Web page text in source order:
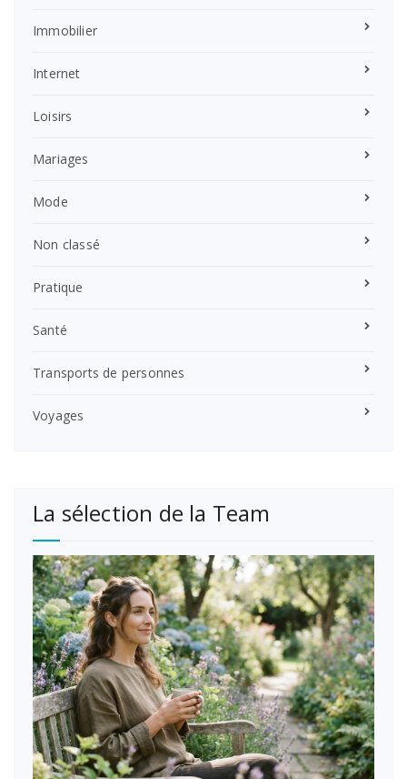
Immobilier
Internet
Loisirs
Mariages
Mode
Non classé
Pratique
Santé
Transports de personnes
Voyages
La sélection de la Team